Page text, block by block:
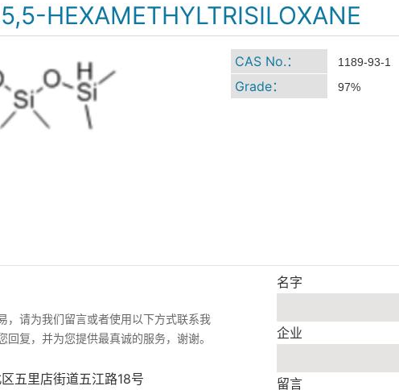
HEXAMETHYLTRISILOXANE
CAS No.： 1189-93-1
Grade： 97%
，请为我们留言或者使用以下方式联系我
回复，并为您提供最真诚的服务，谢谢。
五里店街道五江路18号
名字
企业
留言